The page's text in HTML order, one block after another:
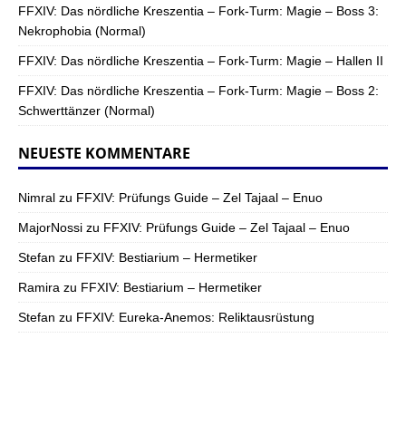
FFXIV: Das nördliche Kreszentia – Fork-Turm: Magie – Boss 3:
Nekrophobia (Normal)
FFXIV: Das nördliche Kreszentia – Fork-Turm: Magie – Hallen II
FFXIV: Das nördliche Kreszentia – Fork-Turm: Magie – Boss 2:
Schwerttänzer (Normal)
NEUESTE KOMMENTARE
Nimral zu FFXIV: Prüfungs Guide – Zel Tajaal – Enuo
MajorNossi zu FFXIV: Prüfungs Guide – Zel Tajaal – Enuo
Stefan zu FFXIV: Bestiarium – Hermetiker
Ramira zu FFXIV: Bestiarium – Hermetiker
Stefan zu FFXIV: Eureka-Anemos: Reliktausrüstung